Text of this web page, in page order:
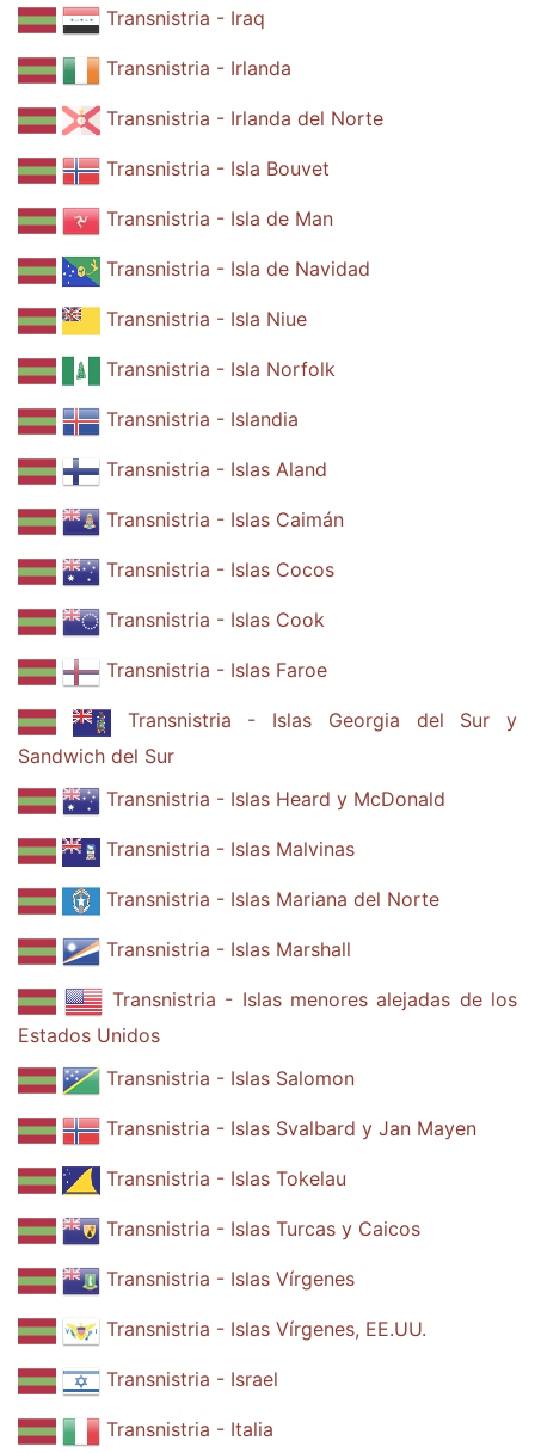
Transnistria - Iraq
Transnistria - Irlanda
Transnistria - Irlanda del Norte
Transnistria - Isla Bouvet
Transnistria - Isla de Man
Transnistria - Isla de Navidad
Transnistria - Isla Niue
Transnistria - Isla Norfolk
Transnistria - Islandia
Transnistria - Islas Aland
Transnistria - Islas Caimán
Transnistria - Islas Cocos
Transnistria - Islas Cook
Transnistria - Islas Faroe
Transnistria - Islas Georgia del Sur y
Sandwich del Sur
Transnistria - Islas Heard y McDonald
Transnistria - Islas Malvinas
Transnistria - Islas Mariana del Norte
Transnistria - Islas Marshall
Transnistria - Islas menores alejadas de los
Estados Unidos
Transnistria - Islas Salomon
Transnistria - Islas Svalbard y Jan Mayen
Transnistria - Islas Tokelau
Transnistria - Islas Turcas y Caicos
Transnistria - Islas Vírgenes
Transnistria - Islas Vírgenes, EE.UU.
Transnistria - Israel
Transnistria - Italia